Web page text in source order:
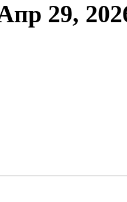
29,